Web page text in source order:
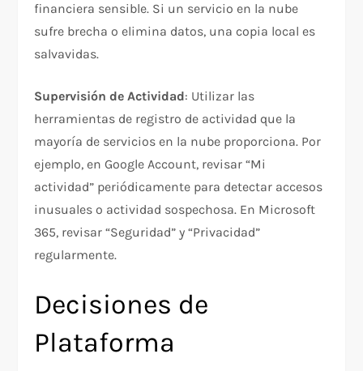
financiera sensible. Si un servicio en la nube
sufre brecha o elimina datos, una copia local es
salvavidas.
Supervisión de Actividad: Utilizar las
herramientas de registro de actividad que la
mayoría de servicios en la nube proporciona. Por
ejemplo, en Google Account, revisar “Mi
actividad” periódicamente para detectar accesos
inusuales o actividad sospechosa. En Microsoft
365, revisar “Seguridad” y “Privacidad”
regularmente.
Decisiones de
Plataforma